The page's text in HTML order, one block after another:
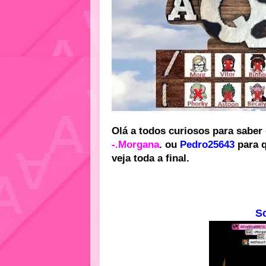
Olá a todos curiosos para
-.Morgana. ou Pedro25643 para
veja toda a final.